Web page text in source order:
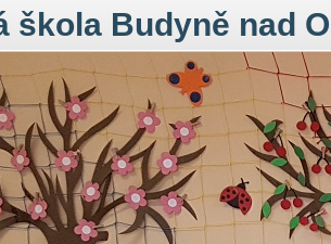
škola Budyně nad